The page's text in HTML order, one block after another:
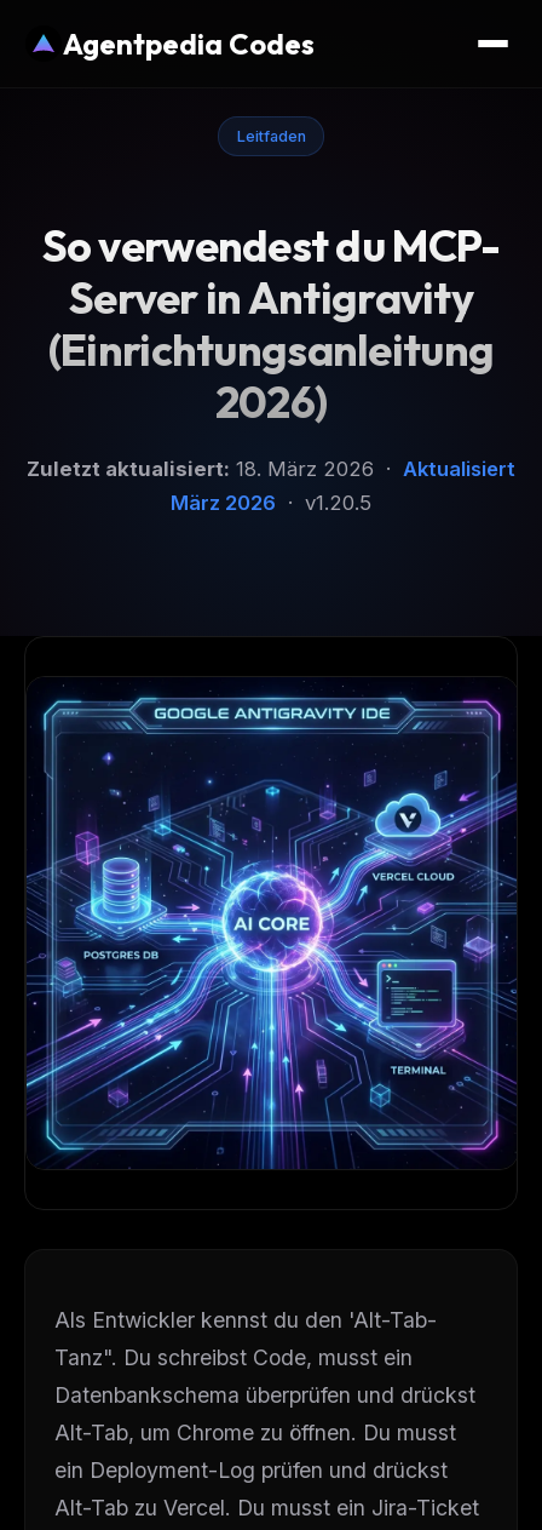
Agentpedia Codes
Leitfaden
So verwendest du MCP-
Server in Antigravity
(Einrichtungsanleitung
2026)
Zuletzt aktualisiert: 18. März 2026 · Aktualisiert
März 2026 · v1.20.5
Als Entwickler kennst du den 'Alt-Tab-
Tanz". Du schreibst Code, musst ein
Datenbankschema überprüfen und drückst
Alt-Tab, um Chrome zu öffnen. Du musst
ein Deployment-Log prüfen und drückst
Alt-Tab zu Vercel. Du musst ein Jira-Ticket